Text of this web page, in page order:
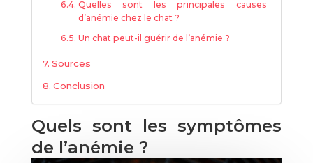
Quelles sont les principales causes
d’anémie chez le chat ?
Un chat peut-il guérir de l’anémie ?
Sources
Conclusion
Quels sont les symptômes
de l’anémie ?